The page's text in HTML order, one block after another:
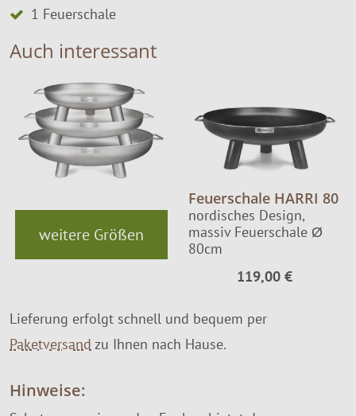
1 Feuerschale
Auch interessant
weitere Größen
Feuerschale HARRI 80
nordisches Design,
massiv Feuerschale Ø
80cm
119,00 €
Lieferung erfolgt schnell und bequem per
Paketversand zu Ihnen nach Hause.
Hinweise: